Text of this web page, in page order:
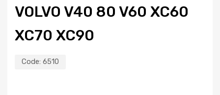
VOLVO V40 80 V60 XC60
XC70 XC90
Code: 6510